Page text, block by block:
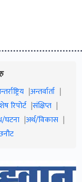
अन्तर्वार्ता
रिपोर्ट संक्षिप्त
घटना अर्थ/विकास